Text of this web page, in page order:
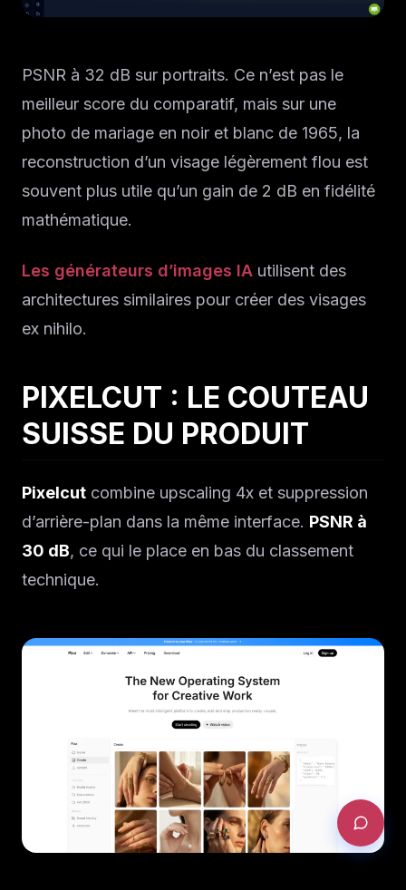
PSNR à 32 dB sur portraits. Ce n’est pas le
meilleur score du comparatif, mais sur une
photo de mariage en noir et blanc de 1965, la
reconstruction d’un visage légèrement flou est
souvent plus utile qu’un gain de 2 dB en fidélité
mathématique.
Les générateurs d’images IA utilisent des
architectures similaires pour créer des visages
ex nihilo.
PIXELCUT : LE COUTEAU
SUISSE DU PRODUIT
Pixelcut combine upscaling 4x et suppression
d’arrière-plan dans la même interface. PSNR à
30 dB, ce qui le place en bas du classement
technique.